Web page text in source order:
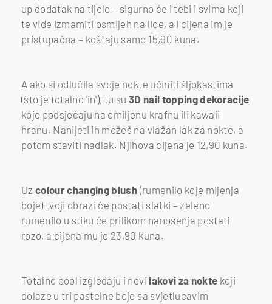
up dodatak na tijelo – sigurno će i tebi i svima koji
te vide izmamiti osmijeh na lice, a i cijena im je
pristupačna – koštaju samo 15,90 kuna.
A ako si odlučila svoje nokte učiniti šljokastima
(što je totalno 'in'), tu su 3D nail topping dekoracije
koje podsjećaju na omiljenu krafnu ili kawaii
hranu. Nanijeti ih možeš na vlažan lak za nokte, a
potom staviti nadlak. Njihova cijena je 12,90 kuna.
Uzcolour changing blush (rumenilo koje mijenja
boje) tvoji obrazi će postati slatki – zeleno
rumenilo u stiku će prilikom nanošenja postati
rozo, a cijena mu je 23,90 kuna.
Totalno cool izgledaju i novi lakovi za nokte koji
dolaze u tri pastelne boje sa svjetlucavim